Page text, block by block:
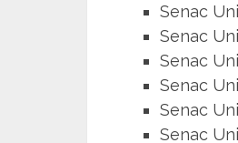
Senac
Senac
Senac
Senac
Senac
Senac